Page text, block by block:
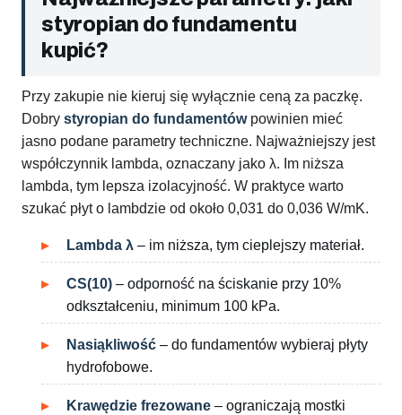
styropian do fundamentu
kupić?
Przy zakupie nie kieruj się wyłącznie ceną za paczkę.
Dobry styropian do fundamentówpowinien mieć
jasno podane parametry techniczne. Najważniejszy jest
współczynnik lambda, oznaczany jako λ. Im niższa
lambda, tym lepsza izolacyjność. W praktyce warto
szukać płyt o lambdzie od około 0,031 do 0,036 W/mK.
Lambda λ – im niższa, tym cieplejszy materiał.
CS(10) – odporność na ściskanie przy 10%
odkształceniu, minimum 100 kPa.
Nasiąkliwość – do fundamentów wybieraj płyty
hydrofobowe.
Krawędzie frezowane – ograniczają mostki